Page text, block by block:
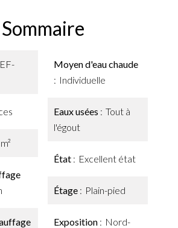
Sommaire
Moyen d'eau chaude
Individuelle
Eaux usées
Tout à
l'égout
État Excellent état
Étage Plain-pied
Exposition
Nord-